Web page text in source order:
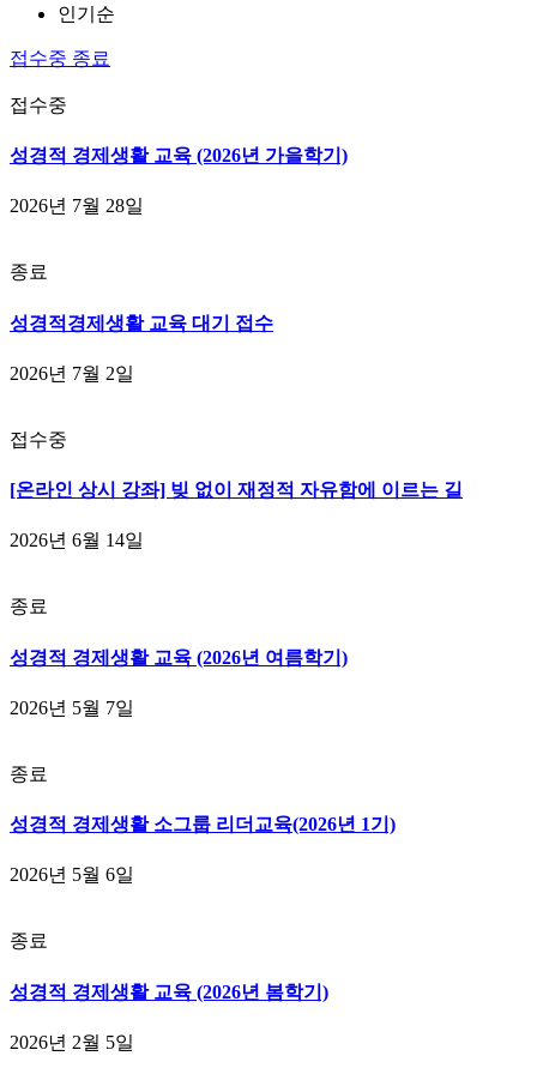
인기순
접수중 종료
접수중
성경적 경제생활 교육 (2026년 가을학기)
2026년 7월 28일
종료
성경적경제생활 교육 대기 접수
2026년 7월 2일
접수중
[온라인 상시 강좌] 빚 없이 재정적 자유함에 이르는 길
2026년 6월 14일
종료
성경적 경제생활 교육 (2026년 여름학기)
2026년 5월 7일
종료
성경적 경제생활 소그룹 리더교육(2026년 1기)
2026년 5월 6일
종료
성경적 경제생활 교육 (2026년 봄학기)
2026년 2월 5일